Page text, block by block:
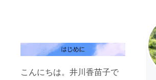
こんにちは。井川香苗子で